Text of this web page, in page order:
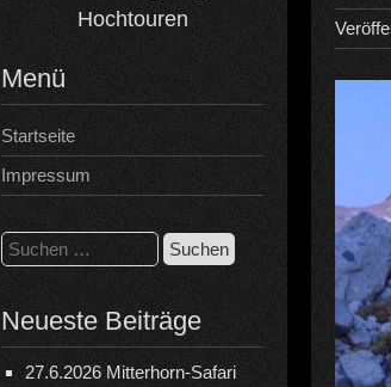
Hochtouren
Menü
Startseite
Impressum
Suchen
nach:
Neueste Beiträge
27.6.2026 Mitterhorn-Safari